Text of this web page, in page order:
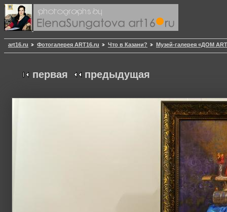
art16.ru Фотогалерея ART16.ru Что в Казани? Музей-галерея «ДОМ
первая предыдущая